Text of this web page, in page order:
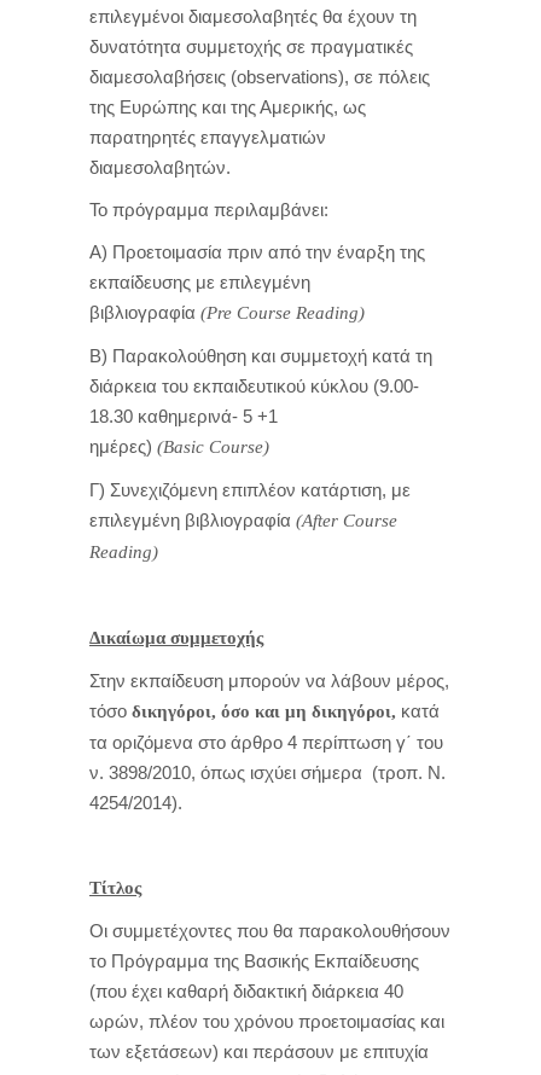
επιλεγμένοι διαμεσολαβητές θα έχουν τη
δυνατότητα συμμετοχής σε πραγματικές
διαμεσολαβήσεις (observations), σε πόλεις
της Ευρώπης και της Αμερικής, ως
παρατηρητές επαγγελματιών
διαμεσολαβητών.
Το πρόγραμμα περιλαμβάνει:
Α) Προετοιμασία πριν από την έναρξη της
εκπαίδευσης με επιλεγμένη
βιβλιογραφία (Pre Course Reading)
Β) Παρακολούθηση και συμμετοχή κατά τη
διάρκεια του εκπαιδευτικού κύκλου (9.00-
18.30 καθημερινά- 5 +1
ημέρες) (Basic Course)
Γ) Συνεχιζόμενη επιπλέον κατάρτιση, με
επιλεγμένη βιβλιογραφία (After Course
Reading)
Δικαίωμα συμμετοχής
Στην εκπαίδευση μπορούν να λάβουν μέρος,
τόσο δικηγόροι, όσο και μη δικηγόροι, κατά
τα οριζόμενα στο άρθρο 4 περίπτωση γ΄ του
ν. 3898/2010, όπως ισχύει σήμερα (τροπ. Ν.
4254/2014).
Τίτλος
Οι συμμετέχοντες που θα παρακολουθήσουν
το Πρόγραμμα της Βασικής Εκπαίδευσης
(που έχει καθαρή διδακτική διάρκεια 40
ωρών, πλέον του χρόνου προετοιμασίας και
των εξετάσεων) και περάσουν με επιτυχία